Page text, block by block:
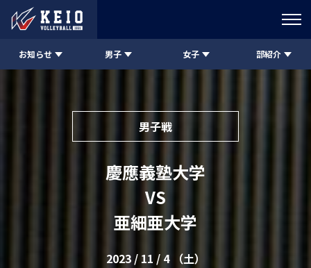
お知らせ 男子 女子 部紹介
男子戦
慶應義塾大学
VS
亜細亜大学
2023 / 11 / 4 （土）